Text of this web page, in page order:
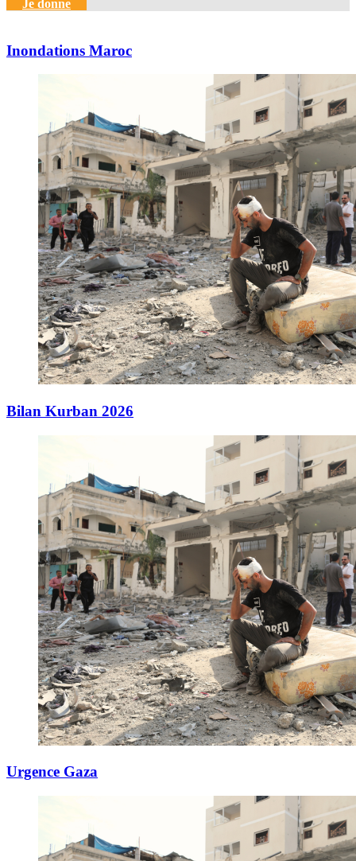
Je donne
Inondations Maroc
Bilan Kurban 2026
Urgence Gaza